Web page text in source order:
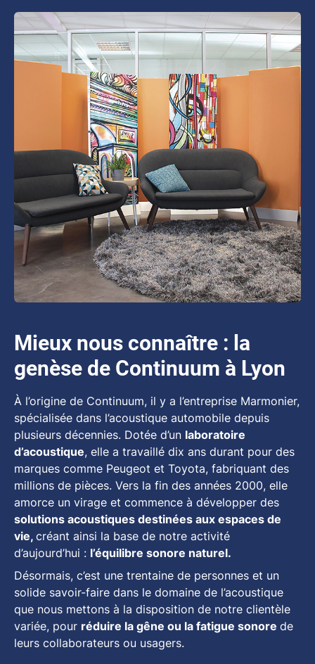
Mieux nous connaître : la
genèse de Continuum à Lyon
À l’origine de Continuum, il y a l’entreprise Marmonier,
spécialisée dans l’acoustique automobile depuis
plusieurs décennies. Dotée d’un laboratoire
d’acoustique, elle a travaillé dix ans durant pour des
marques comme Peugeot et Toyota, fabriquant des
millions de pièces. Vers la fin des années 2000, elle
amorce un virage et commence à développer des
solutions acoustiques destinées aux espaces de
vie, créant ainsi la base de notre activité
d’aujourd’hui : l’équilibre sonore naturel.
Désormais, c’est une trentaine de personnes et un
solide savoir-faire dans le domaine de l’acoustique
que nous mettons à la disposition de notre clientèle
variée, pour réduire la gêne ou la fatigue sonore de
leurs collaborateurs ou usagers.